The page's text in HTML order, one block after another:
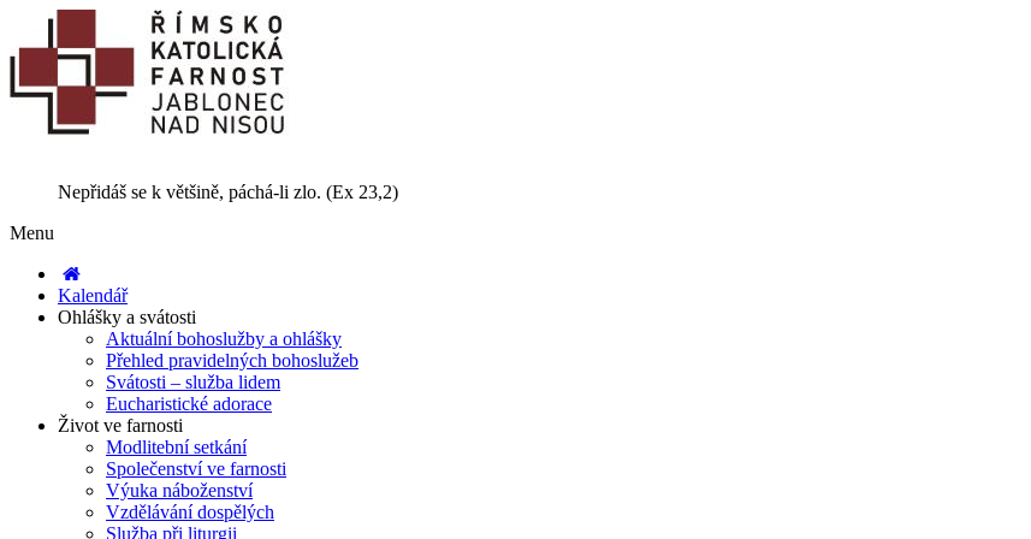
Nepřidáš se k většině, páchá-li zlo. (Ex 23,2)
Menu
Kalendář
Ohlášky a svátosti
Aktuální bohoslužby a ohlášky
Přehled pravidelných bohoslužeb
Svátosti – služba lidem
Eucharistické adorace
Život ve farnosti
Modlitební setkání
Společenství ve farnosti
Výuka náboženství
Vzdělávání dospělých
Služba při liturgii